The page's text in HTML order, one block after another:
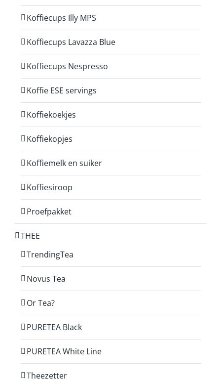
Koffiecups Illy MPS
Koffiecups Lavazza Blue
Koffiecups Nespresso
Koffie ESE servings
Koffiekoekjes
Koffiekopjes
Koffiemelk en suiker
Koffiesiroop
Proefpakket
THEE
TrendingTea
Novus Tea
Or Tea?
PURETEA Black
PURETEA White Line
Theezetter